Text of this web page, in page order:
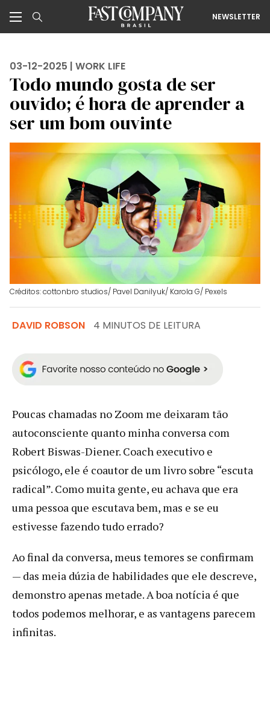
NEWSLETTER
03-12-2025 | WORK LIFE
Todo mundo gosta de ser
ouvido; é hora de aprender a
ser um bom ouvinte
Créditos: cottonbro studios/ Pavel Danilyuk/ Karola G/ Pexels
DAVID ROBSON 4 MINUTOS DE LEITURA
Poucas chamadas no Zoom me deixaram tão
autoconsciente quanto minha conversa com
Robert Biswas-Diener. Coach executivo e
psicólogo, ele é coautor de um livro sobre “escuta
radical”. Como muita gente, eu achava que era
uma pessoa que escutava bem, mas e se eu
estivesse fazendo tudo errado?
Ao final da conversa, meus temores se confirmam
— das meia dúzia de habilidades que ele descreve,
demonstro apenas metade. A boa notícia é que
todos podemos melhorar, e as vantagens parecem
infinitas.